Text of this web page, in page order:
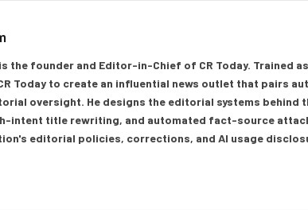
is the founder and Editor-in-Chief of CR Today. Trained
Today to create an influential news outlet that pairs
oversight. He designs the editorial systems behind
intent title rewriting, and automated fact-source
editorial policies, corrections, and AI usage